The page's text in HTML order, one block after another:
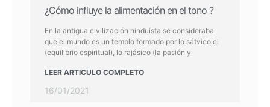
¿Cómo influye la alimentación en el tono ?
En la antigua civilización hinduísta se consideraba
que el mundo es un templo formado por lo sátvico el
(equilibrio espiritual), lo rajásico (la pasión y
LEER ARTICULO COMPLETO
16/01/2021